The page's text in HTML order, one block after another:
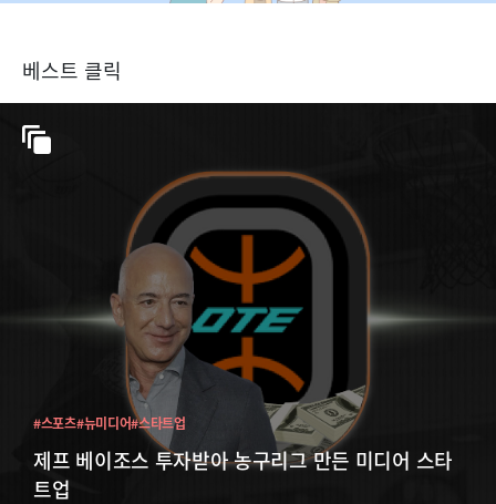
베스트 클릭
제프 베이조스 투자받아 농구리그 만든 미디어 스타
트업
#스포츠#뉴미디어#스타트업